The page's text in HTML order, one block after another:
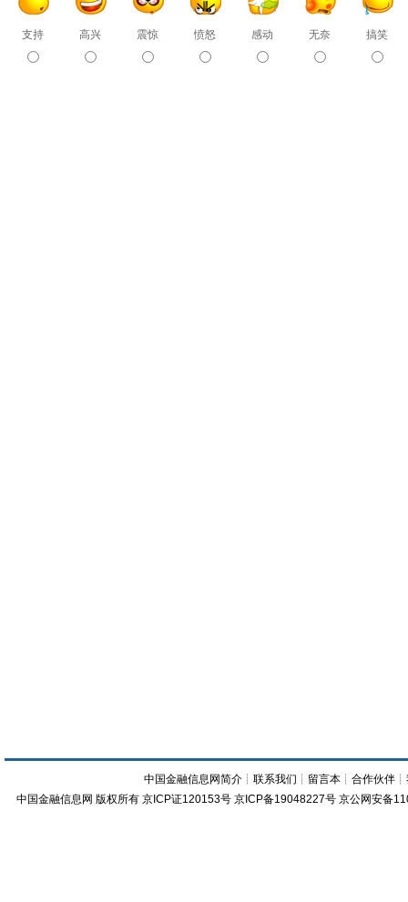
支持 高兴 震惊 愤怒 感动 无奈 搞笑
中国金融信息网简介 ┊联系我们 ┊ 留言本 ┊合作伙伴 ┊
中国金融信息网 版权所有 京ICP证120153号 京ICP备19048227号 京公网安备